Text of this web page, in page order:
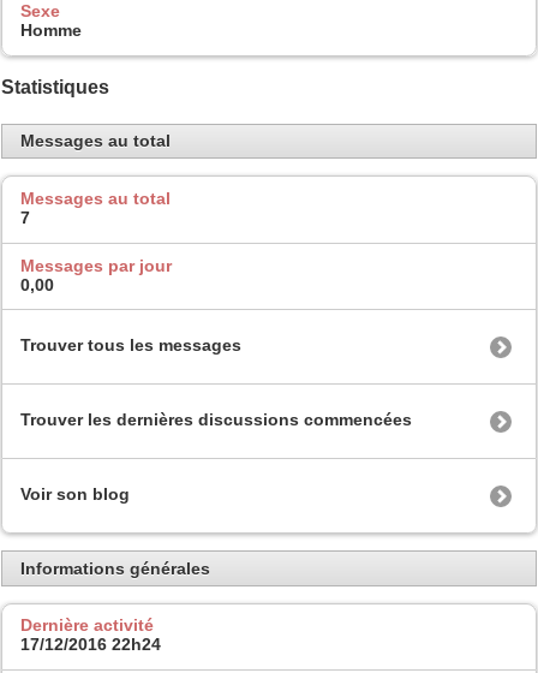
Sexe
Homme
Statistiques
Messages au total
Messages au total
7
Messages par jour
0,00
Trouver tous les messages
Trouver les dernières discussions commencées
Voir son blog
Informations générales
Dernière activité
17/12/2016 22h24